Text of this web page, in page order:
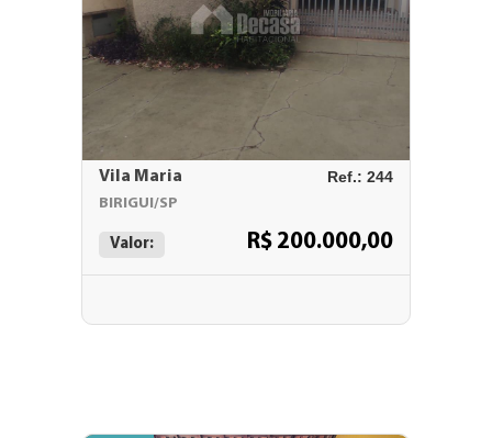
Vila Maria Ref.: 244
BIRIGUI/SP
Valor: R$ 200.000,00